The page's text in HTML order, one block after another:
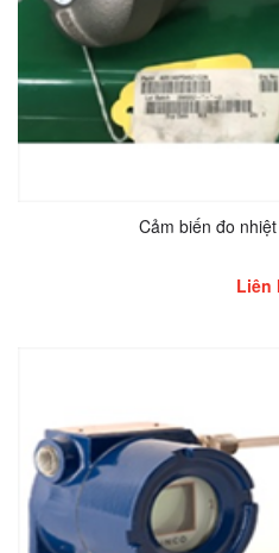
Cảm biến đo
Liên